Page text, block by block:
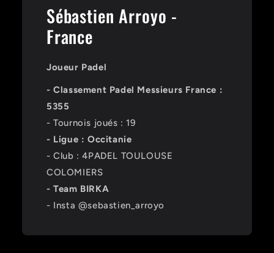
Sébastien Arroyo -
France
Joueur Padel
- Classement Padel Messieurs France :
5355
- Tournois joués : 19
- Ligue : Occitanie
- Club : 4PADEL TOULOUSE
COLOMIERS
- Team BIRKA
- Insta @sebastien_arroyo